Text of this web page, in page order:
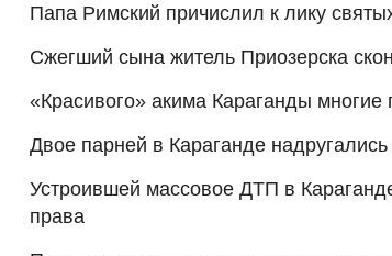
Папа Римский причислил к лику
Сжегший сына житель Приозерска
«Красивого» акима Караганды
Двое парней в Караганде
Устроившей массовое ДТП в
права